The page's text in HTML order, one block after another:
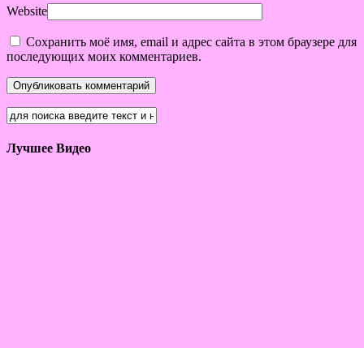
Website
Сохранить моё имя, email и адрес сайта в этом браузере для
последующих моих комментариев.
Лучшее Видео